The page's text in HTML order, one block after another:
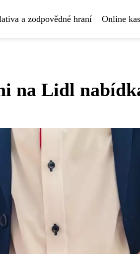
a zodpovědné hraní Online
na Lidl